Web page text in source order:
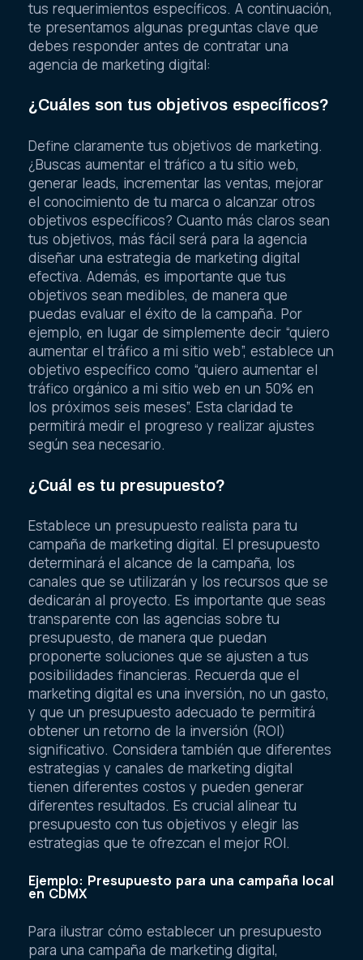
tus requerimientos específicos. A continuación,
te presentamos algunas preguntas clave que
debes responder antes de contratar una
agencia de marketing digital:
¿Cuáles son tus objetivos específicos?
Define claramente tus objetivos de marketing.
¿Buscas aumentar el tráfico a tu sitio web,
generar leads, incrementar las ventas, mejorar
el conocimiento de tu marca o alcanzar otros
objetivos específicos? Cuanto más claros sean
tus objetivos, más fácil será para la agencia
diseñar una estrategia de marketing digital
efectiva. Además, es importante que tus
objetivos sean medibles, de manera que
puedas evaluar el éxito de la campaña. Por
ejemplo, en lugar de simplemente decir “quiero
aumentar el tráfico a mi sitio web”, establece un
objetivo específico como “quiero aumentar el
tráfico orgánico a mi sitio web en un 50% en
los próximos seis meses”. Esta claridad te
permitirá medir el progreso y realizar ajustes
según sea necesario.
¿Cuál es tu presupuesto?
Establece un presupuesto realista para tu
campaña de marketing digital. El presupuesto
determinará el alcance de la campaña, los
canales que se utilizarán y los recursos que se
dedicarán al proyecto. Es importante que seas
transparente con las agencias sobre tu
presupuesto, de manera que puedan
proponerte soluciones que se ajusten a tus
posibilidades financieras. Recuerda que el
marketing digital es una inversión, no un gasto,
y que un presupuesto adecuado te permitirá
obtener un retorno de la inversión (ROI)
significativo. Considera también que diferentes
estrategias y canales de marketing digital
tienen diferentes costos y pueden generar
diferentes resultados. Es crucial alinear tu
presupuesto con tus objetivos y elegir las
estrategias que te ofrezcan el mejor ROI.
Ejemplo: Presupuesto para una campaña local
en CDMX
Para ilustrar cómo establecer un presupuesto
para una campaña de marketing digital,